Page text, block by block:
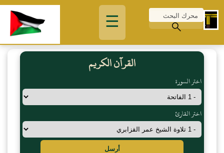
☰
القرآن الكريم
اختر السورة
اختر القارئ
أرسل